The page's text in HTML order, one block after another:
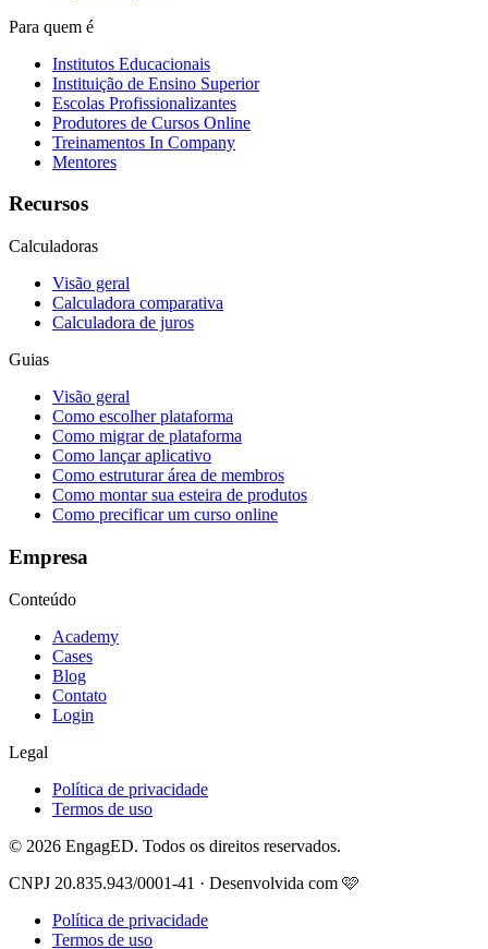
Para quem é
Institutos Educacionais
Instituição de Ensino Superior
Escolas Profissionalizantes
Produtores de Cursos Online
Treinamentos In Company
Mentores
Recursos
Calculadoras
Visão geral
Calculadora comparativa
Calculadora de juros
Guias
Visão geral
Como escolher plataforma
Como migrar de plataforma
Como lançar aplicativo
Como estruturar área de membros
Como montar sua esteira de produtos
Como precificar um curso online
Empresa
Conteúdo
Academy
Cases
Blog
Contato
Login
Legal
Política de privacidade
Termos de uso
© 2026 EngagED. Todos os direitos reservados.
CNPJ 20.835.943/0001-41 · Desenvolvida com 🩷
Política de privacidade
Termos de uso